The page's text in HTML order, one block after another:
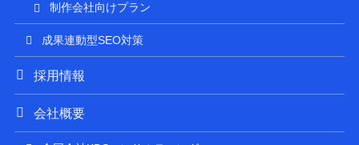
制作会社向けプラン
成果連動型SEO対策
採用情報
会社概要